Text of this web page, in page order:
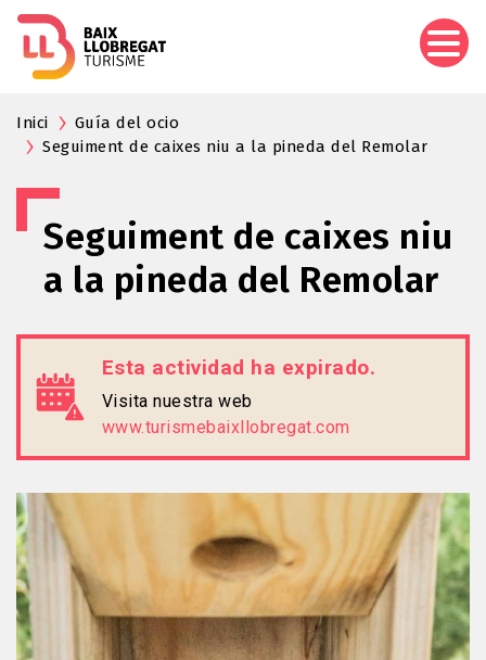
Inici
Guía del ocio
Seguiment de caixes niu a la pineda del Remolar
Seguiment de caixes niu
a la pineda del Remolar
Esta actividad ha expirado.
Visita nuestra web
www.turismebaixllobregat.com